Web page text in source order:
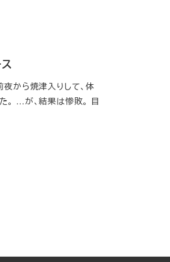
から焼津入りして、体
。 …が、結果は惨敗。 目